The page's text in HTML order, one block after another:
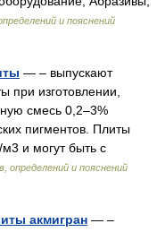
и пояснений
— – выпускают
при изготовлении,
смесь 0,2–3%
пигментов. Плиты
и могут быть с
определений и пояснений
акмигран — –